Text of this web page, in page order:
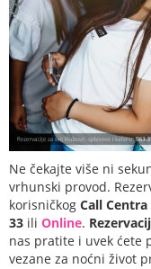
Ne čekajte više ni
vrhunski provod.
korisničkog Call Centra
33 ili Online.
nas pratite i uvek ćete
vezane za noćni život